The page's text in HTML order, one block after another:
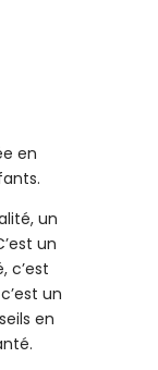
en
un
un
c’est
un
en